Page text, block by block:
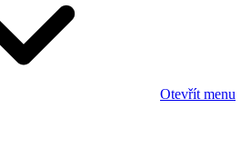
Otevřít menu